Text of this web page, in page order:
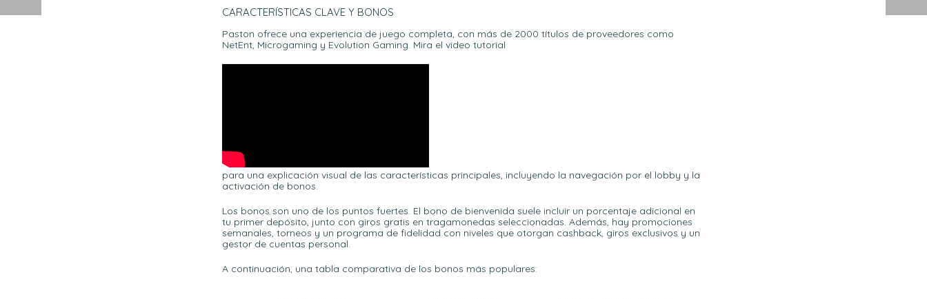
CARACTERÍSTICAS CLAVE Y BONOS
Paston ofrece una experiencia de juego completa, con más de 2000 títulos de proveedores como
NetEnt, Microgaming y Evolution Gaming. Mira el video tutorial
para una explicación visual de las características principales, incluyendo la navegación por el lobby y la
activación de bonos.
Los bonos son uno de los puntos fuertes. El bono de bienvenida suele incluir un porcentaje adicional en
tu primer depósito, junto con giros gratis en tragamonedas seleccionadas. Además, hay promociones
semanales, torneos y un programa de fidelidad con niveles que otorgan cashback, giros exclusivos y un
gestor de cuentas personal.
A continuación, una tabla comparativa de los bonos más populares: